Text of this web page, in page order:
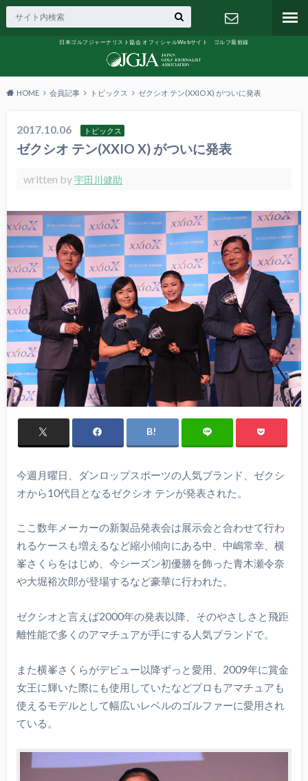
日本ゴルフジャーナリスト協会 オフィシャルWebサイト ゴルフ最前線
HOME 会員記事 トピックス ゼクシオ テン(XXIO X) がついに発表
2017.10.06 トピックス
ゼクシオ テン(XXIO X) がついに発表
written by宇田川健助
今週月曜日、ダンロップスポーツの人気ブランド、ゼクシ
オから10代目となるゼクシオ テンが発表された。
ここ数年メーカーの新製品発表会は展示会と合わせて行わ
れるケースも増えるなど縮小傾向にある中、中嶋常幸、横
峯さくらをはじめ、今シーズン初優勝を飾った青木瀬令奈
や大堀裕次郎が登場するなど豪華に行われた。
ゼクシオと言えば2000年の発表以降、そのやさしさと飛距
離性能で多くのアマチュアが手にする人気ブランドで。
また横峯さくらがデビュー以降ずっと愛用、2009年に賞金
女王に輝いた際にも使用していたなどプロもアマチュアも
使えるモデルとして幅広いレベルのゴルファーに愛用され
ている。